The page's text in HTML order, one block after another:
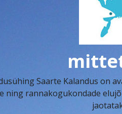
Saarte Kalandus on
ning rannakogukondade